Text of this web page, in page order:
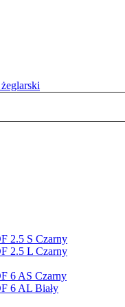
do silników,
2.5 S Czarny
2.5 L Czarny
6 AS Czarny
6 AL Biały